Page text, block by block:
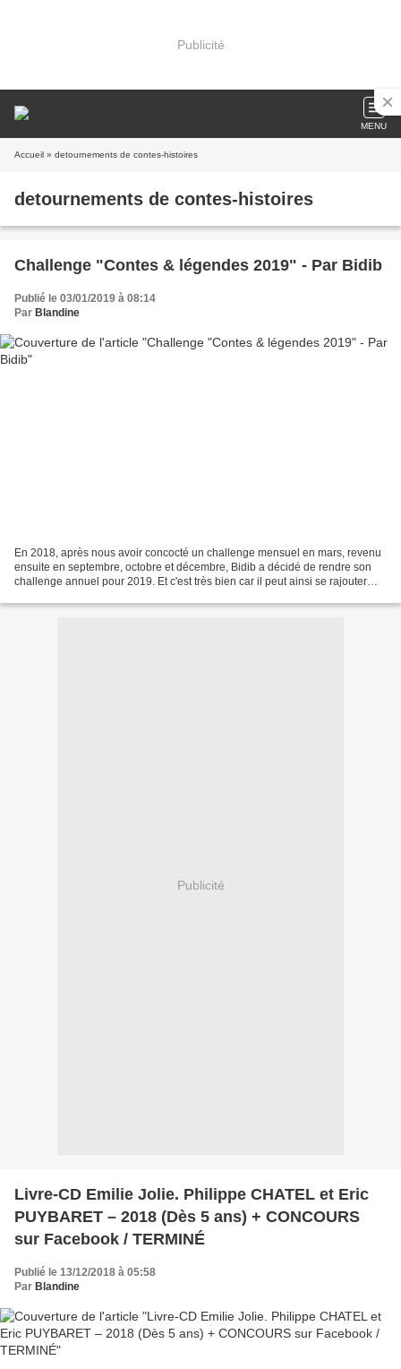
Publicité
MENU
Accueil » detournements de contes-histoires
detournements de contes-histoires
Challenge "Contes & légendes 2019" - Par Bidib
Publié le 03/01/2019 à 08:14
Par Blandine
En 2018, après nous avoir concocté un challenge mensuel en mars, revenu
ensuite en septembre, octobre et décembre, Bidib a décidé de rendre son
challenge annuel pour 2019. Et c'est très bien car il peut ainsi se rajouter
Publicité
Livre-CD Emilie Jolie. Philippe CHATEL et Eric
PUYBARET – 2018 (Dès 5 ans) + CONCOURS
sur Facebook / TERMINÉ
Publié le 13/12/2018 à 05:58
Par Blandine